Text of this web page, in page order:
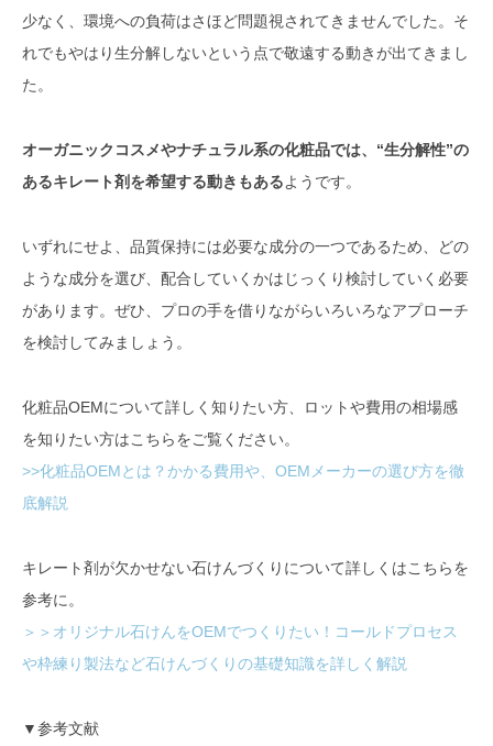
少なく、環境への負荷はさほど問題視されてきませんでした。そ
れでもやはり生分解しないという点で敬遠する動きが出てきまし
た。
オーガニックコスメやナチュラル系の化粧品では、“生分解性”の
あるキレート剤を希望する動きもあるようです。
いずれにせよ、品質保持には必要な成分の一つであるため、どの
ような成分を選び、配合していくかはじっくり検討していく必要
があります。ぜひ、プロの手を借りながらいろいろなアプローチ
を検討してみましょう。
化粧品OEMについて詳しく知りたい方、ロットや費用の相場感
を知りたい方はこちらをご覧ください。
>>化粧品OEMとは？かかる費用や、OEMメーカーの選び方を徹
底解説
キレート剤が欠かせない石けんづくりについて詳しくはこちらを
参考に。
＞＞オリジナル石けんをOEMでつくりたい！コールドプロセス
や枠練り製法など石けんづくりの基礎知識を詳しく解説
▼参考文献